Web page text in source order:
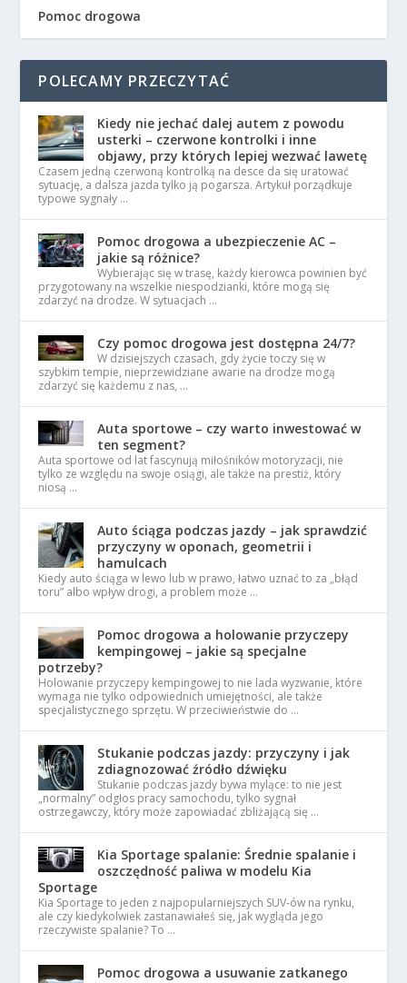
Pomoc drogowa
POLECAMY PRZECZYTAĆ
Kiedy nie jechać dalej autem z powodu
usterki – czerwone kontrolki i inne
objawy, przy których lepiej wezwać lawetę
Czasem jedną czerwoną kontrolką na desce da się uratować
sytuację, a dalsza jazda tylko ją pogarsza. Artykuł porządkuje
typowe sygnały …
Pomoc drogowa a ubezpieczenie AC –
jakie są różnice?
Wybierając się w trasę, każdy kierowca powinien być
przygotowany na wszelkie niespodzianki, które mogą się
zdarzyć na drodze. W sytuacjach …
Czy pomoc drogowa jest dostępna 24/7?
W dzisiejszych czasach, gdy życie toczy się w
szybkim tempie, nieprzewidziane awarie na drodze mogą
zdarzyć się każdemu z nas, …
Auta sportowe – czy warto inwestować w
ten segment?
Auta sportowe od lat fascynują miłośników motoryzacji, nie
tylko ze względu na swoje osiągi, ale także na prestiż, który
niosą …
Auto ściąga podczas jazdy – jak sprawdzić
przyczyny w oponach, geometrii i
hamulcach
Kiedy auto ściąga w lewo lub w prawo, łatwo uznać to za „błąd
toru” albo wpływ drogi, a problem może …
Pomoc drogowa a holowanie przyczepy
kempingowej – jakie są specjalne
potrzeby?
Holowanie przyczepy kempingowej to nie lada wyzwanie, które
wymaga nie tylko odpowiednich umiejętności, ale także
specjalistycznego sprzętu. W przeciwieństwie do …
Stukanie podczas jazdy: przyczyny i jak
zdiagnozować źródło dźwięku
Stukanie podczas jazdy bywa mylące: to nie jest
„normalny” odgłos pracy samochodu, tylko sygnał
ostrzegawczy, który może zapowiadać zbliżającą się …
Kia Sportage spalanie: Średnie spalanie i
oszczędność paliwa w modelu Kia
Sportage
Kia Sportage to jeden z najpopularniejszych SUV-ów na rynku,
ale czy kiedykolwiek zastanawiałeś się, jak wygląda jego
rzeczywiste spalanie? To …
Pomoc drogowa a usuwanie zatkanego